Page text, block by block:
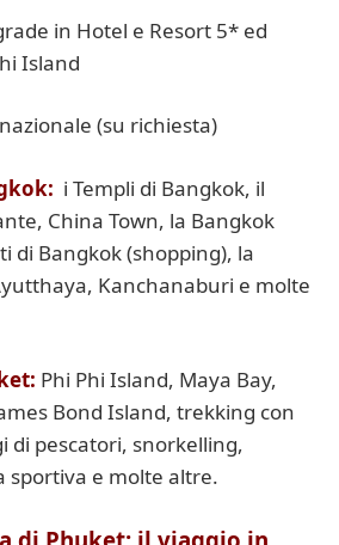
in Hotel e Resort 5* ed
Island
(su richiesta)
i Templi di Bangkok, il
China Town, la Bangkok
di Bangkok (shopping), la
Kanchanaburi e molte
Phi Phi Island, Maya Bay,
Bond Island, trekking con
di pescatori, snorkelling,
sportiva e molte altre.